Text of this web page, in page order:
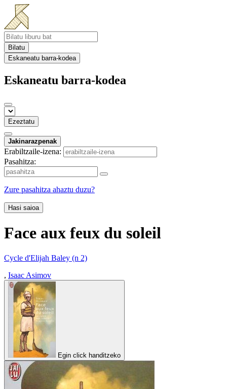
Bilatu
Eskaneatu barra-kodea
Eskaneatu barra-kodea
Ezeztatu
Jakinarazpenak
Erabiltzaile-izena:
Pasahitza:
Zure pasahitza ahaztu duzu?
Hasi saioa
Face aux feux du soleil
Cycle d'Elijah Baley (n 2)
, Isaac Asimov
Egin click handitzeko